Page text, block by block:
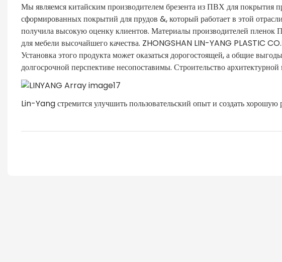
Мы являемся китайским производителем брезента из ПВХ для покрытия
сформированных покрытий для прудов &, который работает в этой
получила высокую оценку клиентов. Материалы производителей
для мебели высочайшего качества. ZHONGSHAN LIN-YANG PLASTIC
Установка этого продукта может оказаться дорогостоящей, а общие
долгосрочной перспективе несопоставимы. Строительство
Lin-Yang стремится улучшить пользовательский опыт и создать